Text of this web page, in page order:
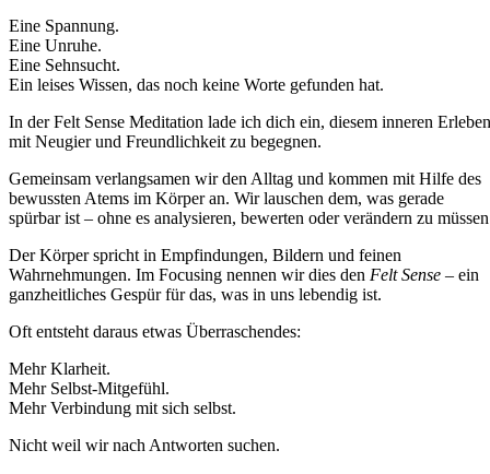
Eine Spannung.
Eine Unruhe.
Eine Sehnsucht.
Ein leises Wissen, das noch keine Worte gefunden hat.
In der Felt Sense Meditation lade ich dich ein, diesem inneren Erleben
mit Neugier und Freundlichkeit zu begegnen.
Gemeinsam verlangsamen wir den Alltag und kommen mit Hilfe des
bewussten Atems im Körper an. Wir lauschen dem, was gerade
spürbar ist – ohne es analysieren, bewerten oder verändern zu
Der Körper spricht in Empfindungen, Bildern und feinen
Wahrnehmungen. Im Focusing nennen wir dies den Felt Sense – ein
ganzheitliches Gespür für das, was in uns lebendig ist.
Oft entsteht daraus etwas Überraschendes:
Mehr Klarheit.
Mehr Selbst-Mitgefühl.
Mehr Verbindung mit sich selbst.
Nicht weil wir nach Antworten suchen.